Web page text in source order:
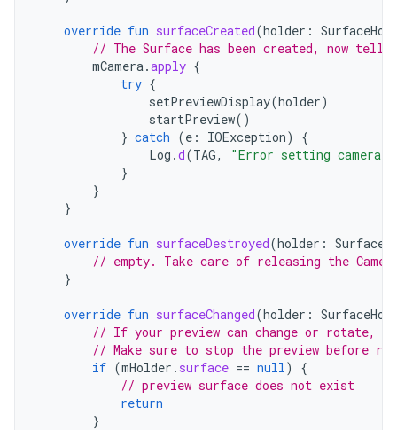
override fun surfaceCreated(holder :
// The Surface has been created, now tell
mCamera.apply {
try {
setPreviewDisplay(holder)
startPreview()
} catch (e : IOException)
{
Log .d(TAG,
"Error setting camera
}
}
}
override fun surfaceDestroyed(holder :
// empty. Take care of releasing the
}
override fun surfaceChanged(holder :
// If your preview can change or rotate,
// Make sure to stop the preview before
if (mHolder . surface == null)
{
// preview surface does not exist
return
}